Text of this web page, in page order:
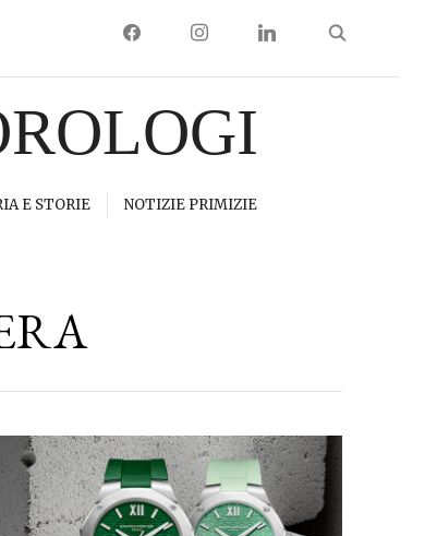
FACEBOOKINSTAGRAMLINKEDIN
E STORIE NOTIZIE PRIMIZIE